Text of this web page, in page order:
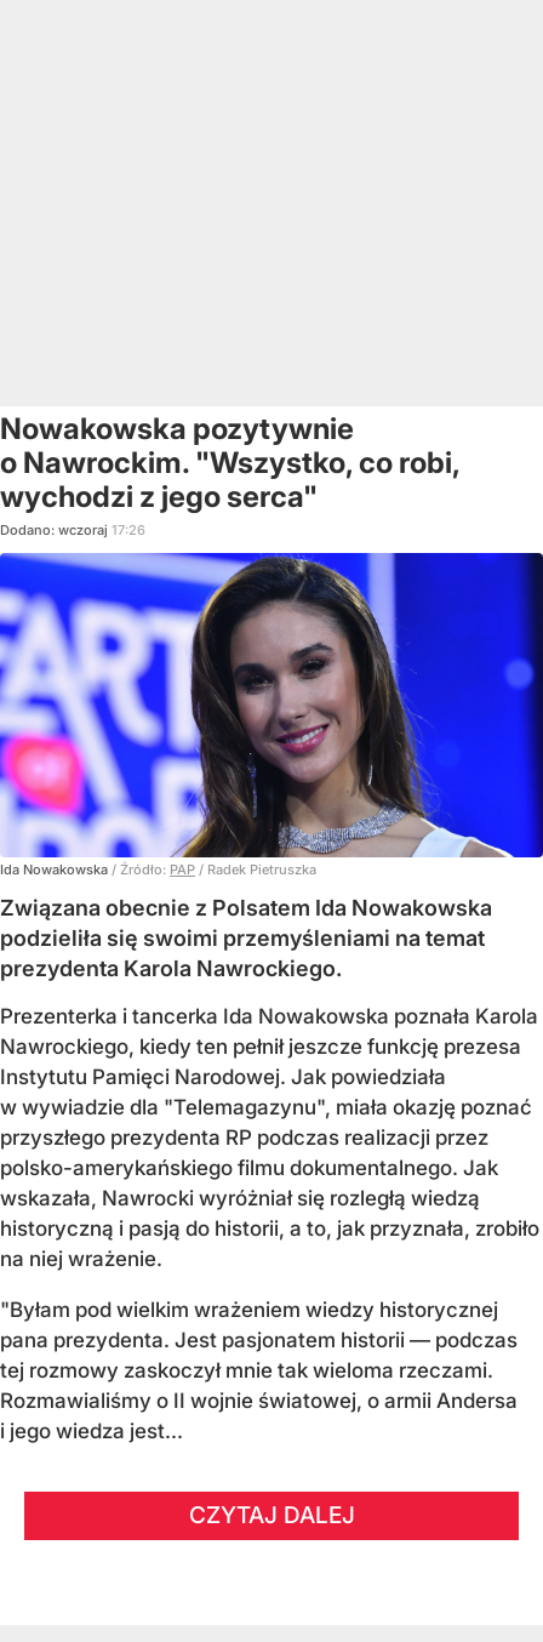
Nowakowska pozytywnie
o Nawrockim. "Wszystko, co robi,
wychodzi z jego serca"
Dodano: wczoraj 17:26
Ida Nowakowska / Źródło: PAP / Radek Pietruszka
Związana obecnie z Polsatem Ida Nowakowska
podzieliła się swoimi przemyśleniami na temat
prezydenta Karola Nawrockiego.
Prezenterka i tancerka Ida Nowakowska poznała Karola
Nawrockiego, kiedy ten pełnił jeszcze funkcję prezesa
Instytutu Pamięci Narodowej. Jak powiedziała
w wywiadzie dla "Telemagazynu", miała okazję poznać
przyszłego prezydenta RP podczas realizacji przez
polsko-amerykańskiego filmu dokumentalnego. Jak
wskazała, Nawrocki wyróżniał się rozległą wiedzą
historyczną i pasją do historii, a to, jak przyznała, zrobiło
na niej wrażenie.
"Byłam pod wielkim wrażeniem wiedzy historycznej
pana prezydenta. Jest pasjonatem historii — podczas
tej rozmowy zaskoczył mnie tak wieloma rzeczami.
Rozmawialiśmy o II wojnie światowej, o armii Andersa
i jego wiedza jest...
CZYTAJ DALEJ